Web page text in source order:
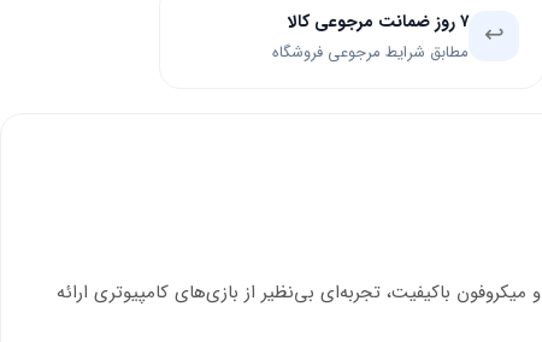
↩️ ۷ روز ضمانت مرجوعی کالا
مطابق شرایط مرجوعی فروشگاه
ارگونومیک، و میکروفون باکیفیت، تجربه‌ای بی‌نظیر از بازی‌های کامپیوتری ارائه